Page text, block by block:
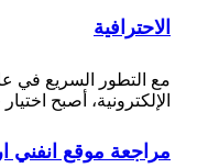
الاحترافية
مع التطور السريع في
الإلكترونية، أصبح